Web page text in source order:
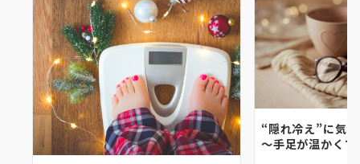
“隠れ冷え”に気
〜手足が温かく